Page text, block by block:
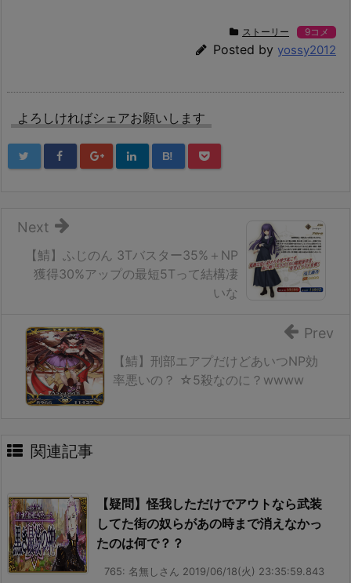
ストーリー 9コメ
Posted by yossy2012
よろしければシェアお願いします
B!
【鯖】ふじのん 3Tバスター35%＋NP
獲得30%アップの最短5Tって結構凄
いな
Next
【鯖】刑部エアプだけどあいつNP効
率悪いの？ ☆5殺なのに？wwww
Prev
関連記事
【疑問】怪我しただけでアウトなら武装
してた街の奴らがあの時まで消えなかっ
たのは何で？？
765: 名無しさん 2019/06/18(火) 23:35:59.843